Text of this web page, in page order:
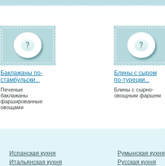
Баклажаны по-
стамбульски...
Печеные
баклажаны
фаршированные
овощами
Блины с сыром
по-турецки...
Блины с сырно-
овощным фаршем
Испанская кухня
Итальянская кухня
Румынская кухня
Русская кухня